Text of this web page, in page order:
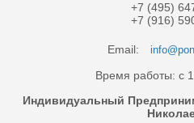
+7 (495)
+7 (916)
Email:
Время работы: с
Индивидуальный